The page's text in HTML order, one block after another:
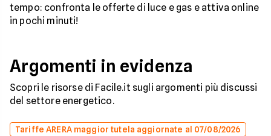
tempo: confronta le offerte di luce e gas e attiva online
in pochi minuti!
Argomenti in evidenza
Scopri le risorse di Facile.it sugli argomenti più discussi
del settore energetico.
Tariffe ARERA maggior tutela aggiornate al 07/08/2026